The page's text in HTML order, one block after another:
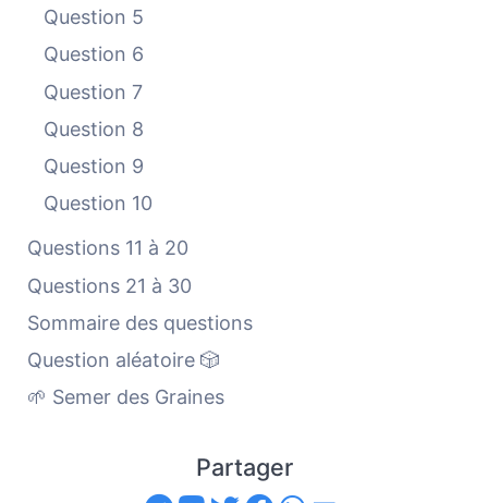
Question 5
Question 6
Question 7
Question 8
Question 9
Question 10
Questions 11 à 20
Questions 21 à 30
Sommaire des questions
Question aléatoire 🎲
🌱 Semer des Graines
Partager